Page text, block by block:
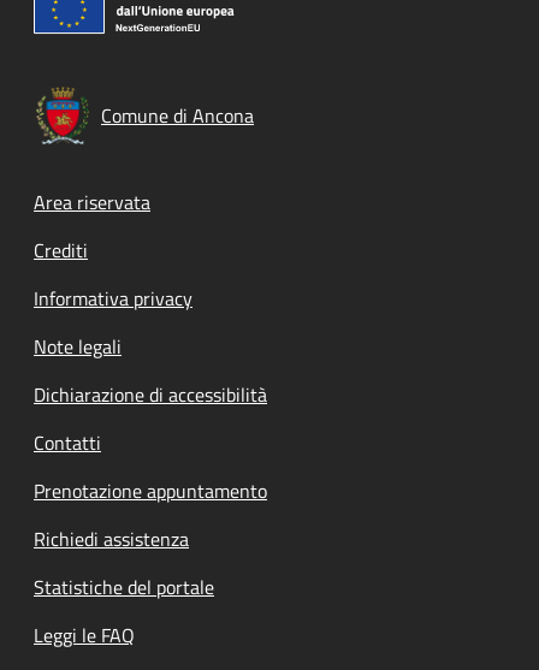
Comune di Ancona
Footer menu
Area riservata
Crediti
Informativa privacy
Note legali
Dichiarazione di accessibilità
Contatti
Prenotazione appuntamento
Richiedi assistenza
Statistiche del portale
Leggi le FAQ